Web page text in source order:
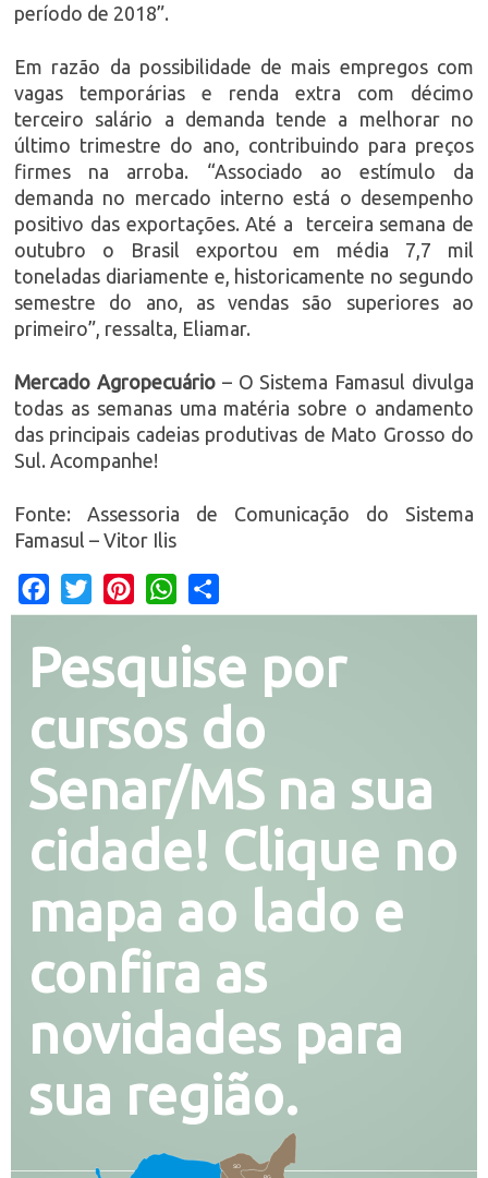
período de 2018”.
Em razão da possibilidade de mais empregos com
vagas temporárias e renda extra com décimo
terceiro salário a demanda tende a melhorar no
último trimestre do ano, contribuindo para preços
firmes na arroba. “Associado ao estímulo da
demanda no mercado interno está o desempenho
positivo das exportações. Até a terceira semana de
outubro o Brasil exportou em média 7,7 mil
toneladas diariamente e, historicamente no segundo
semestre do ano, as vendas são superiores ao
primeiro”, ressalta, Eliamar.
Mercado Agropecuário– O Sistema Famasul divulga
todas as semanas uma matéria sobre o andamento
das principais cadeias produtivas de Mato Grosso do
Sul. Acompanhe!
Fonte: Assessoria de Comunicação do Sistema
Famasul – Vitor Ilis
Facebook
Twitter PinterestWhatsApp
Pesquise por
cursos do
Senar/MS na sua
cidade! Clique no
mapa ao lado e
confira as
novidades para
sua região.
SO